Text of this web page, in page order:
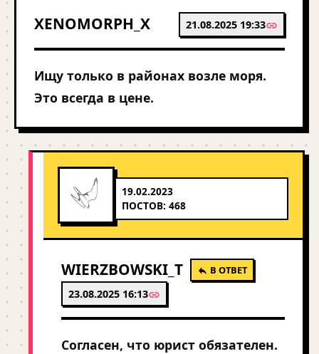
XENOMORPH_X 21.08.2025 19:33
Ищу только в районах возле моря.
Это всегда в цене.
19.02.2023
ПОСТОВ: 468
WIERZBOWSKI_T В ОТВЕТ
23.08.2025 16:13
Согласен, что юрист обязателен.